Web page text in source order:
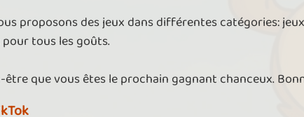
proposons des jeux dans différentes catégories:
pour tous les goûts.
que vous êtes le prochain gagnant chanceux.